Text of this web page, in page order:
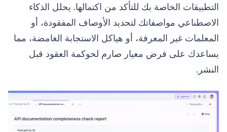
التطبيقات الخاصة بك للتأكد من اكتمالها. يحلل الذكاء
الاصطناعي مواصفاتك لتحديد الأوصاف المفقودة، أو
المعلمات غير المعرفة، أو هياكل الاستجابة الغامضة، مما
يساعدك على فرض معيار صارم لحوكمة العقود قبل
النشر.